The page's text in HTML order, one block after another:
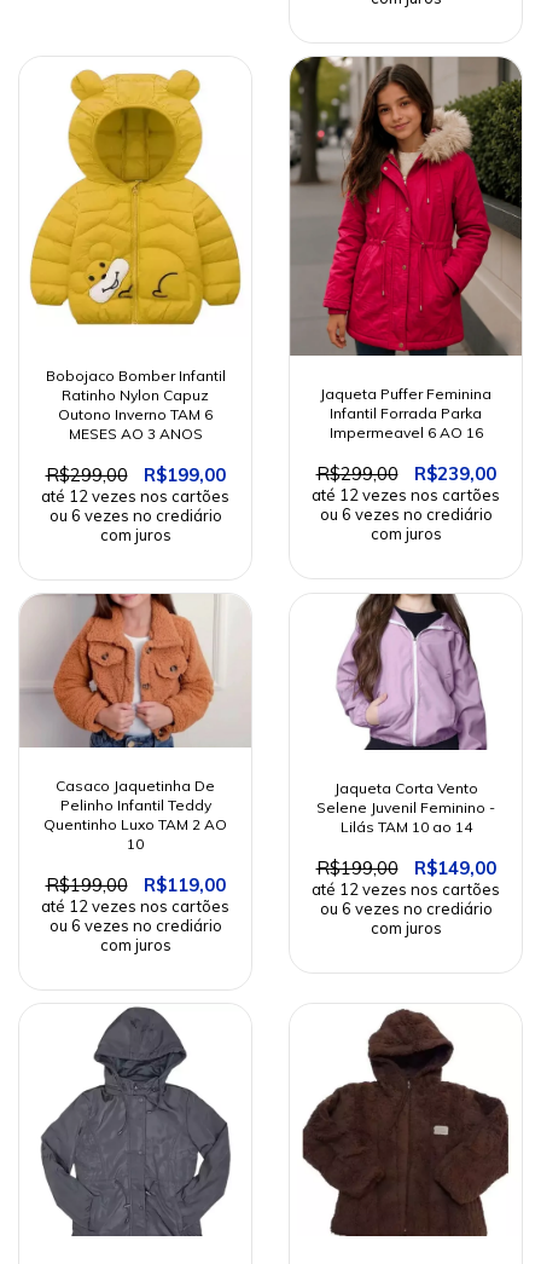
Bobojaco Bomber Infantil
Ratinho Nylon Capuz
Outono Inverno TAM 6
MESES AO 3 ANOS
R$299,00 R$199,00
Jaqueta Puffer Feminina
Infantil Forrada Parka
Impermeavel 6 AO 16
R$299,00 R$239,00
Casaco Jaquetinha De
Pelinho Infantil Teddy
Quentinho Luxo TAM 2 AO
10
R$199,00 R$119,00
Jaqueta Corta Vento
Selene Juvenil Feminino -
Lilás TAM 10 ao 14
R$199,00 R$149,00